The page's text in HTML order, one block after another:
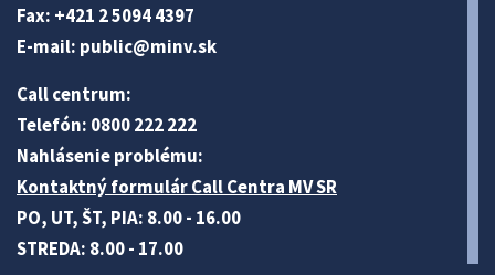
Fax: +421 2 5094 4397
E-mail: public@minv.sk
Call centrum:
Telefón: 0800 222 222
Nahlásenie problému:
Kontaktný formulár Call Centra MV SR
PO, UT, ŠT, PIA: 8.00 - 16.00
STREDA: 8.00 - 17.00